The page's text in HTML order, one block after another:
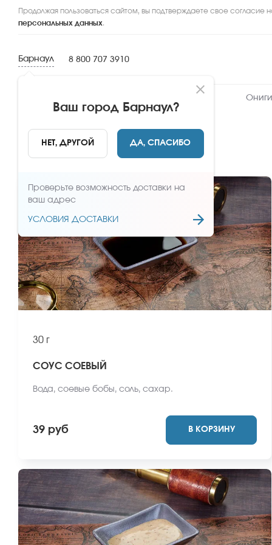
Продолжая пользоваться сайтом, вы подтверждаете свое согласие
персональных данных.
Барнаул
Ваш город Барнаул?
НЕТ, ДРУГОЙ ДА, СПАСИБО
Проверьте возможность доставки на
ваш адрес
УСЛОВИЯ ДОСТАВКИ
8 800 707 3910
Дополнительно
30 г
СОУС СОЕВЫЙ
Вода, соевые бобы, соль, сахар.
39 руб В КОРЗИНУ